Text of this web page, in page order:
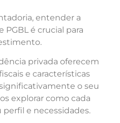
entender a
PGBL é crucial para
privada oferecem
e características
o seu
explorar como cada
perfil e necessidades.